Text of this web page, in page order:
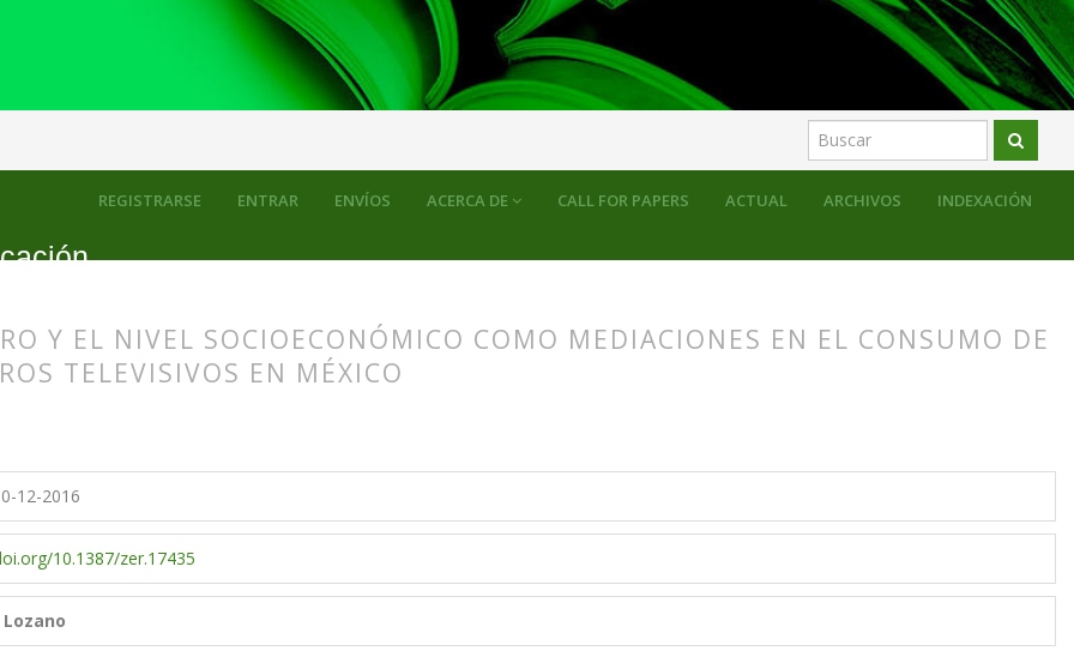
ACERCA DE CALL FOR PAPERS ACTUAL ARCHIVOS INDEXACIÓN
REGISTRARSE ENTRAR ENVÍOS
Y EL NIVEL SOCIOECONÓMICO COMO MEDIACIONES EN EL CONSUMO DE
TELEVISIVOS EN MÉXICO
12-2016
10.1387/zer.17435
Lozano